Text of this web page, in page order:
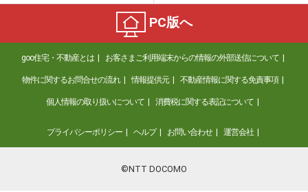
PC版へ
goo住宅・不動産とは お客さまご利用端末からの情報の外部送信について
物件に関するお問合せの流れ 情報提供元 不動産情報に関する免責事項
個人情報の取り扱いについて 消費税に関する表記について
プライバシーポリシー ヘルプ お問い合わせ 運営会社
©NTT DOCOMO